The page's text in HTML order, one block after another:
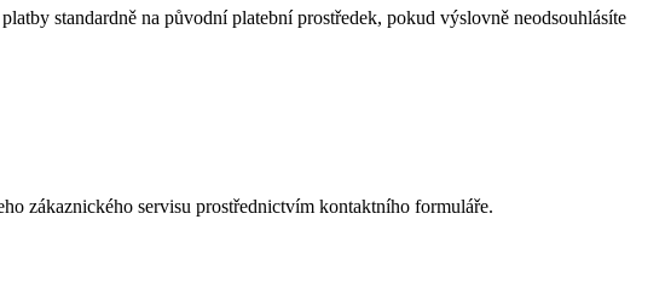
standardně na původní platební prostředek, pokud výslovně neodsouhlásíte
zákaznického servisu prostřednictvím kontaktního formuláře.